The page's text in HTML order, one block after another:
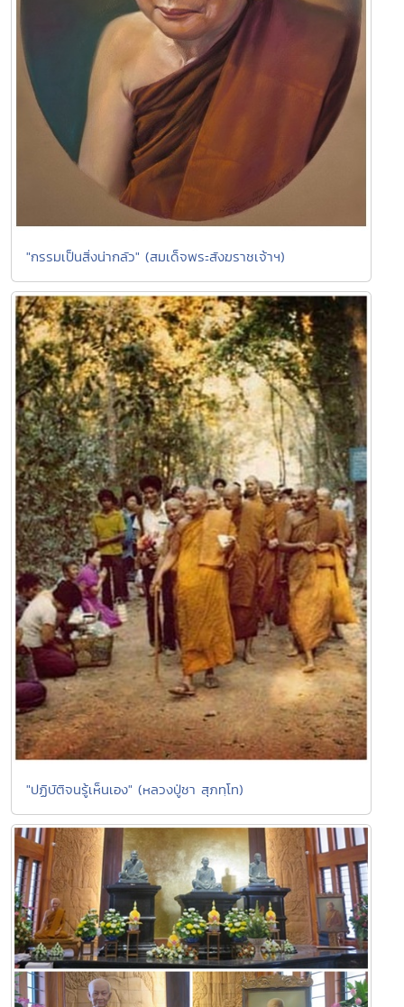
"กรรมเป็นสิ่งน่ากลัว" (สมเด็จพระสังฆราชเจ้าฯ)
"ปฏิบัติจนรู้เห็นเอง" (หลวงปู่ชา สุภทฺโท)